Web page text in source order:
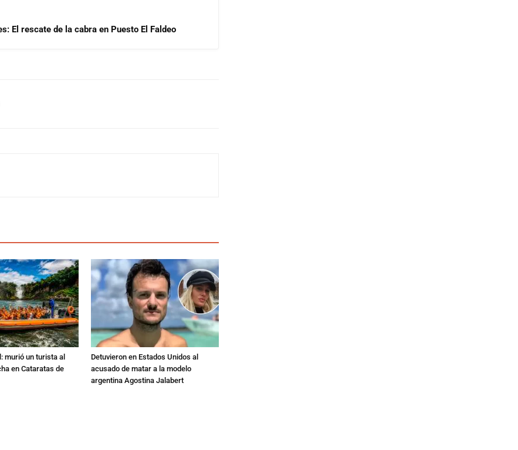
El rescate de la cabra en Puesto El Faldeo
murió un turista al
en Cataratas de
Detuvieron en Estados Unidos al
acusado de matar a la modelo
argentina Agostina Jalabert